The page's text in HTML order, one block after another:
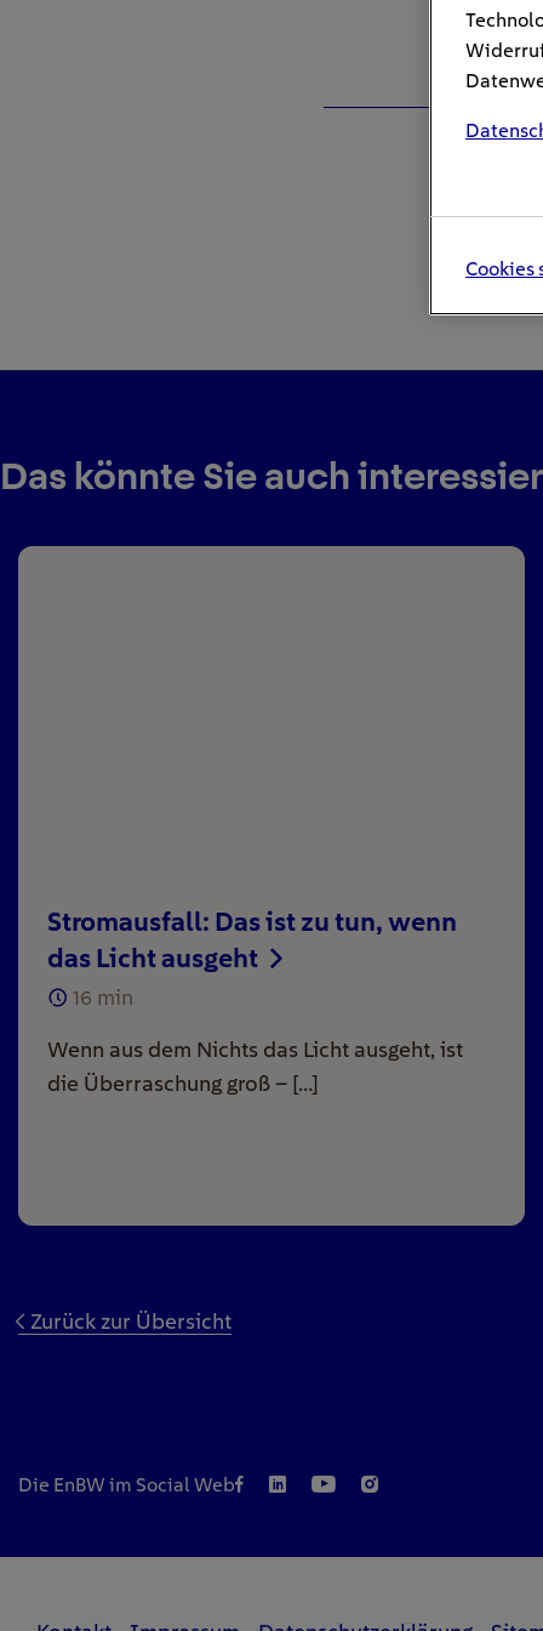
Das könnte Sie auch
Stromausfall: Das ist zu tun, wenn
das Licht ausgeht
16 min
Wenn aus dem Nichts das Licht ausgeht, ist
die Überraschung groß – […]
Zurück zur Übersicht
Die EnBW im Social Web
Cookies